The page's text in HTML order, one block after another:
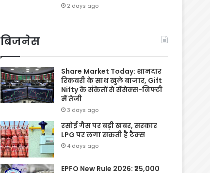
2 days ago
बिजनेस
Share Market Today: शानदार
रिकवरी के साथ खुले बाजार, Gift
Nifty के संकेतों से सेंसेक्स-निफ्टी
में तेजी
3 days ago
रसोई गैस पर बड़ी खबर, सरकार
LPG पर लगा सकती है टैक्स
4 days ago
EPFO New Rule 2026: ₹25,000